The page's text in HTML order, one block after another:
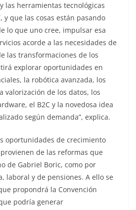
las herramientas tecnológicas
y que las cosas están pasando
lo que uno cree, impulsar esa
acorde a las necesidades de
las transformaciones de los
explorar oportunidades en
la robótica avanzada, los
valorización de los datos, los
el B2C y la novedosa idea
según demanda”, explica.
oportunidades de crecimiento
de las reformas que
de Gabriel Boric, como por
laboral y de pensiones. A ello se
propondrá la Convención
podría generar